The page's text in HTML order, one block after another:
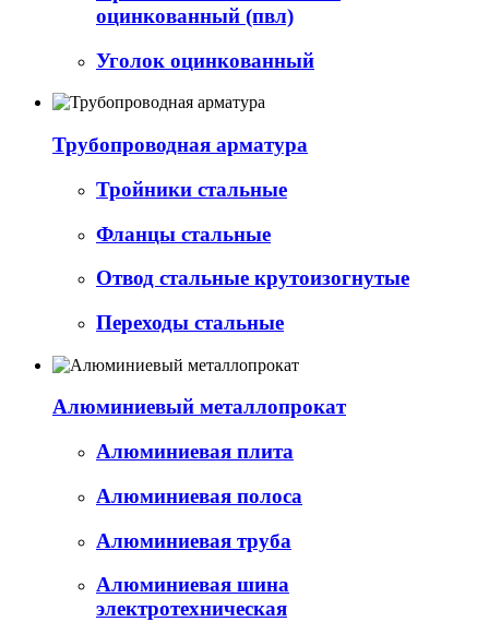
оцинкованный (пвл)
Уголок оцинкованный
Трубопроводная арматура
Тройники стальные
Фланцы стальные
Отвод стальные крутоизогнутые
Переходы стальные
Алюминиевый металлопрокат
Алюминиевая плита
Алюминиевая полоса
Алюминиевая труба
Алюминиевая шина
электротехническая